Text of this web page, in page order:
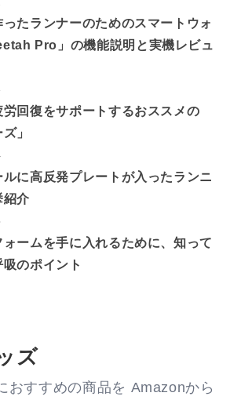
たランナーのためのスマートウォ
Pro」の機能説明と実機レビュ
回復をサポートするおススメの
」
に高反発プレートが入ったランニ
紹介
ームを手に入れるために、知って
のポイント
ズ
おすすめの商品を Amazonから